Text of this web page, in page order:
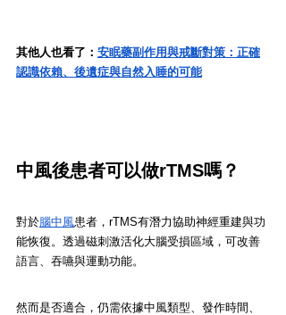
其他人也看了： 安眠藥副作用與戒斷對策：正確
認識依賴、後遺症與自然入睡的可能
中風後患者可以做rTMS嗎？
對於腦中風患者，rTMS有潛力協助神經重建與功
能恢復。透過磁刺激活化大腦受損區域，可改善
語言、吞嚥與運動功能。
然而是否適合，仍需依據中風類型、發作時間、